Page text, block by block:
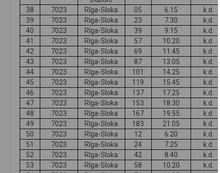
38
7023 Rīga-Sloka 05 6.15
k.d.
39
7023 Rīga-Sloka 23 7.30
k.d.
40
7023 Rīga-Sloka 39 9.15
k.d.
41
7023 Rīga-Sloka 57 10.20
k.d.
42
7023 Rīga-Sloka 69 11.45
k.d.
43
7023 Rīga-Sloka 87 13.05
k.d.
44
7023 Rīga-Sloka 101 14.25
k.d.
45
7023 Rīga-Sloka 119 15.45
k.d.
46
7023 Rīga-Sloka 137 17.25
k.d.
47
7023 Rīga-Sloka 153 18.30
k.d.
48
7023 Rīga-Sloka 167 19.55
k.d.
49
7023 Rīga-Sloka 183 21.05
k.d.
50
7023 Rīga-Sloka 12 6.20
k.d.
51
7023 Rīga-Sloka 24 7.25
k.d.
52
7023 Rīga-Sloka 42 8.40
k.d.
53
7023 Rīga-Sloka 58 10.20
k.d.